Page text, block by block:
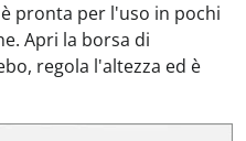
pronta per l'uso in pochi
Apri la borsa di
regola l'altezza ed è